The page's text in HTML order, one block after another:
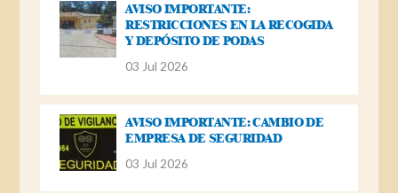
AVISO IMPORTANTE:
RESTRICCIONES EN LA RECOGIDA
Y DEPÓSITO DE PODAS
03 Jul 2026
AVISO IMPORTANTE: CAMBIO DE
EMPRESA DE SEGURIDAD
03 Jul 2026